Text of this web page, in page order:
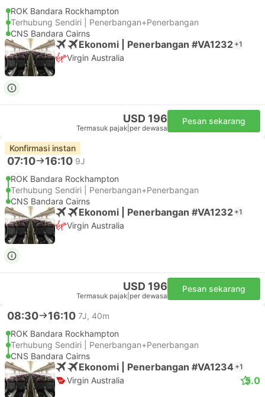
ROK Bandara Rockhampton
Terhubung Sendiri | Penerbangan+Penerbangan
CNS Bandara Cairns
Ekonomi | Penerbangan #VA1232 +1
Virgin Australia
USD 196
Termasuk pajak per dewasa
Pesan sekarang
Konfirmasi instan
07:10 16:10 9J
ROK Bandara Rockhampton
Terhubung Sendiri | Penerbangan+Penerbangan
CNS Bandara Cairns
Ekonomi | Penerbangan #VA1232 +1
Virgin Australia
USD 196
Termasuk pajak per dewasa
Pesan sekarang
08:30 16:10 7J, 40m
ROK Bandara Rockhampton
Terhubung Sendiri | Penerbangan+Penerbangan
CNS Bandara Cairns
Ekonomi | Penerbangan #VA1234 +1
Virgin Australia 5.0